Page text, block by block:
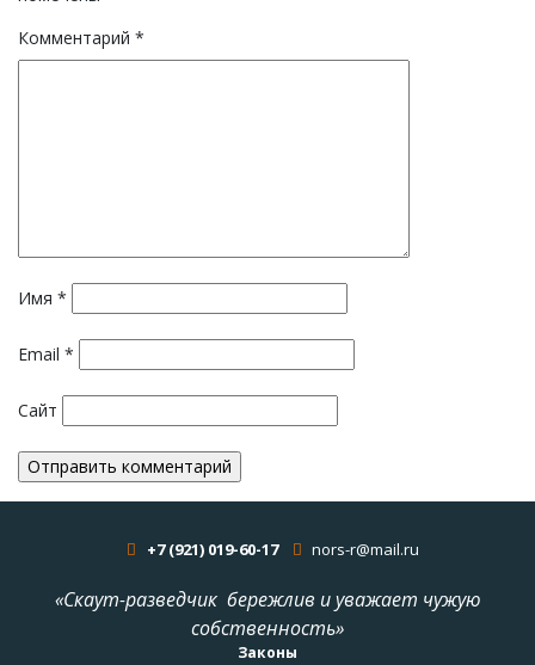
Комментарий *
Имя *
Email *
Сайт
+7 (921) 019-60-17 nors-r@mail.ru
«Скаут-разведчик бережлив и уважает чужую
собственность»
Законы